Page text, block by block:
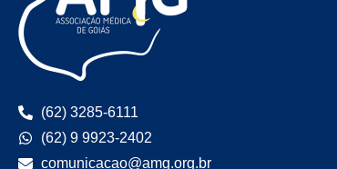
(62) 3285-6111
(62) 9 9923-2402
comunicacao@amg.org.br